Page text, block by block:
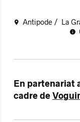
Antipode
La
En partenariat
cadre de